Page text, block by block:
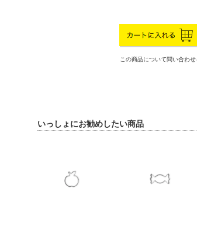
この商品について問い合わせ
いっしょにお勧めしたい商品